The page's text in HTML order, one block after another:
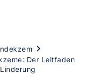
Der Leitfaden